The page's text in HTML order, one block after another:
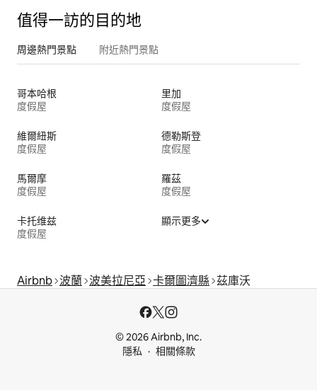
值得一訪的目的地
周邊熱門景點 附近熱門景點
哥本哈根
度假屋
里加
度假屋
維爾紐斯
度假屋
德勒斯登
度假屋
馬爾摩
度假屋
羅茲
度假屋
卡托维兹
度假屋
顯示更多
Airbnb 波蘭 波美拉尼亞 卡爾圖濟縣 茲庫沃
© 2026 Airbnb, Inc.
隱私
相關條款